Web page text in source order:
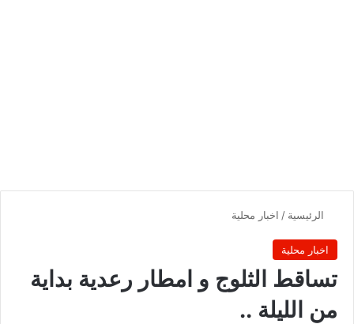
الرئيسية / اخبار محلية
اخبار محلية
تساقط الثلوج و امطار رعدية بداية
من الليلة ..